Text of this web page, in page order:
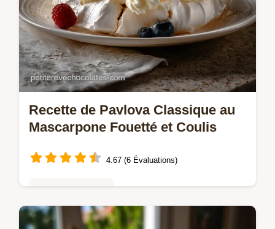
Recette de Pavlova Classique au
Mascarpone Fouetté et Coulis
4.67 (6 Évaluations)
Découvrez la Recette de Pavlova Classique